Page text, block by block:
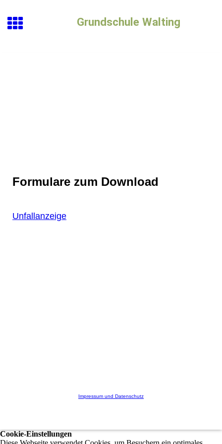
Grundschule Walting
Formulare zum Download
Unfallanzeige
Impressum und Datenschutz
Cookie-Einstellungen